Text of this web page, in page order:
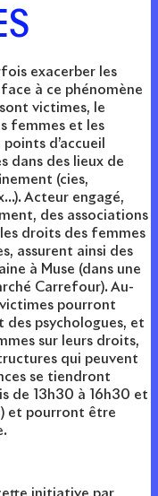
exacerber les
à ce phénomène
victimes, le
femmes et les
d’accueil
dans des lieux de
(cies,
Acteur engagé,
des associations
droits des femmes
assurent ainsi des
à Muse (dans une
Carrefour). Au-
pourront
des psychologues, et
sur leurs droits,
qui peuvent
se tiendront
de 13h30 à 16h30 et
et pourront être